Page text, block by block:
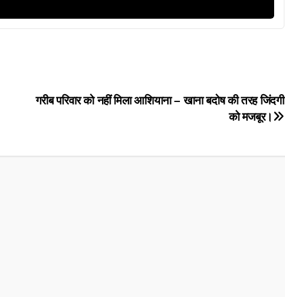
गरीब परिवार को नहीं मिला आशियाना – खाना बदोष की तरह जिंदगी
को मजबूर।